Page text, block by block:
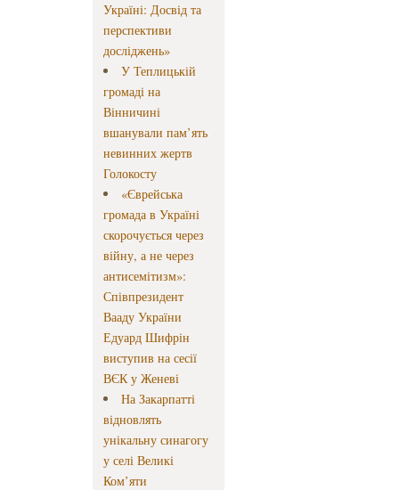
Україні: Досвід та
перспективи
досліджень»
У Теплицькій
громаді на
Вінничині
вшанували пам’ять
невинних жертв
Голокосту
«Єврейська
громада в Україні
скорочується через
війну, а не через
антисемітизм»:
Співпрезидент
Вааду України
Едуард Шифрін
виступив на сесії
ВЄК у Женеві
На Закарпатті
відновлять
унікальну синагогу
у селі Великі
Ком’яти